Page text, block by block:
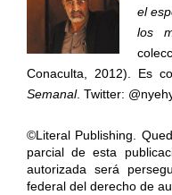
el
los
Conaculta, 2012). Es
Semanal. Twitter:
©Literal Publishing.
parcial de esta
autorizada será
federal del derecho de